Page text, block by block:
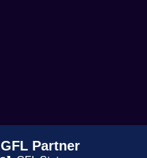
GFL Partner